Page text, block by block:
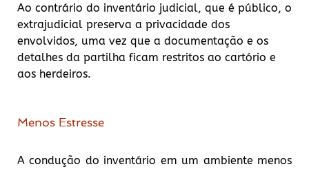
Ao contrário do inventário judicial, que é público, o
extrajudicial preserva a privacidade dos
envolvidos, uma vez que a documentação e os
detalhes da partilha ficam restritos ao cartório e
aos herdeiros.
Menos Estresse
A condução do inventário em um ambiente menos